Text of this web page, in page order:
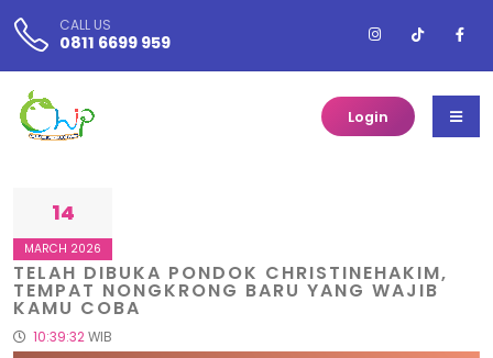
CALL US
0811 6699 959
Login
14
MARCH 2026
TELAH DIBUKA PONDOK CHRISTINEHAKIM,
TEMPAT NONGKRONG BARU YANG WAJIB
KAMU COBA
10:39:32WIB